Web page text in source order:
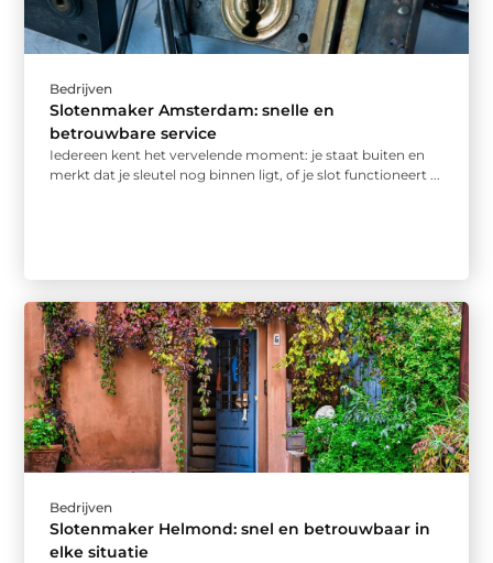
Bedrijven
Slotenmaker Amsterdam: snelle en
betrouwbare service
Iedereen kent het vervelende moment: je staat buiten en
merkt dat je sleutel nog binnen ligt, of je slot functioneert ...
Bedrijven
Slotenmaker Helmond: snel en betrouwbaar in
elke situatie